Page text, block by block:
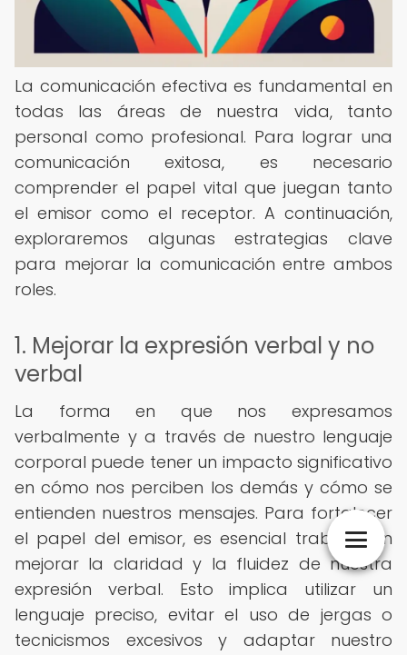
La comunicación efectiva es fundamental en
todas las áreas de nuestra vida, tanto
personal como profesional. Para lograr una
comunicación exitosa, es necesario
comprender el papel vital que juegan tanto
el emisor como el receptor. A continuación,
exploraremos algunas estrategias clave
para mejorar la comunicación entre ambos
roles.
1. Mejorar la expresión verbal y no
verbal
La forma en que nos expresamos
verbalmente y a través de nuestro lenguaje
corporal puede tener un impacto significativo
en cómo nos perciben los demás y cómo se
entienden nuestros mensajes. Para fortalecer
el papel del emisor, es esencial trabajar en
mejorar la claridad y la fluidez de nuestra
expresión verbal. Esto implica utilizar un
lenguaje preciso, evitar el uso de jergas o
tecnicismos excesivos y adaptar nuestro